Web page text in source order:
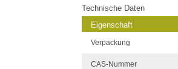
Technische Daten
Eigenschaft
Verpackung
CAS-Nummer